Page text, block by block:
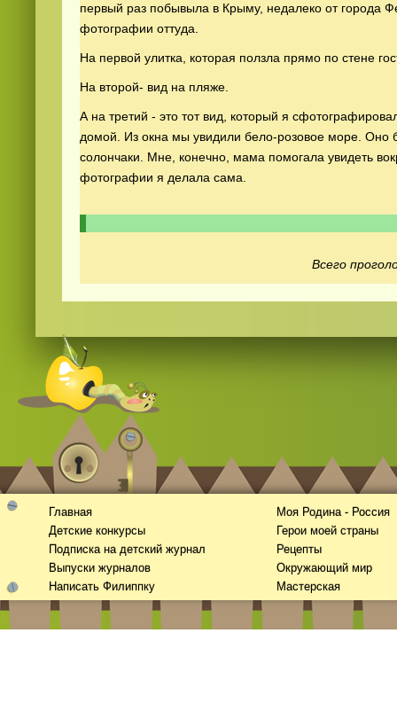
первый раз побывыла в Крыму, недалеко от города
фотографии оттуда.
На первой улитка, которая ползла прямо по стене
На второй- вид на пляже.
А на третий - это тот вид, который я
домой. Из окна мы увидили бело-розовое море. Оно
солончаки. Мне, конечно, мама помогала увидеть
фотографии я делала сама.
Всего
Главная
Детские конкурсы
Подписка на детский журнал
Выпуски журналов
Написать Филиппку
Моя Родина - Россия
Герои моей страны
Рецепты
Окружающий мир
Мастерская
скачатьна телефон бесплатно